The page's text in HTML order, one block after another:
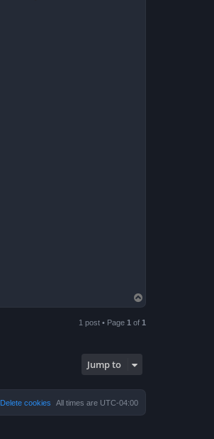
o
1 post • Page 1 of 1
Jump to
All times are UTC-04:00
Delete cookies